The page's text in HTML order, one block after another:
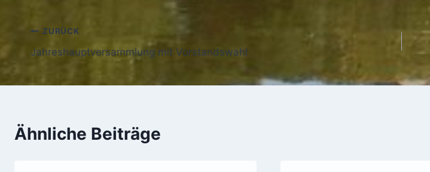
Beitragsnavigation
ZURÜCK
Jahreshauptversammlung mit Vorstandswahl
Ähnliche Beiträge